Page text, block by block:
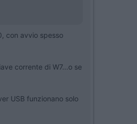
con avvio spesso
corrente di W7...o se
USB funzionano solo